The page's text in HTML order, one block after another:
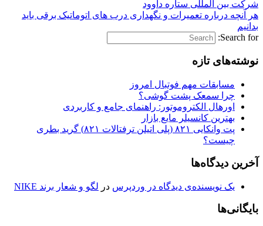
شرکت بین المللی ستاره داوود
هر آنچه درباره تعمیرات و نگهداری درب های اتوماتیک برقی باید
بدانیم
Search for:
نوشته‌های تازه
مسابقات مهم فوتبال امروز
چرا سمعک پشت گوشی؟
اورهال الکتروموتور: راهنمای جامع و کاربردی
بهترین کانسیلر مایع بازار
پت وانکایی ۸۲۱ (پلی اتیلن ترفتالات ۸۲۱) گرید بطری
چیست؟
آخرین دیدگاه‌ها
یک نویسنده‌ی دیدگاه در وردپرس در لگو و شعار برند NIKE
بایگانی‌ها